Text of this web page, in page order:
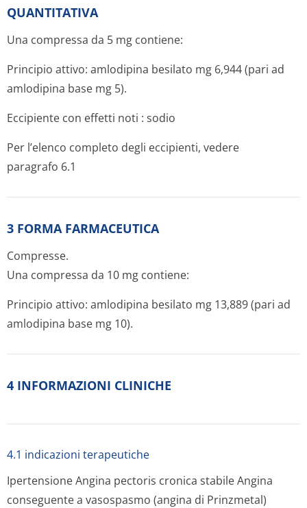
QUANTITATIVA
Una compressa da 5 mg contiene:
Principio attivo: amlodipina besilato mg 6,944 (pari ad
amlodipina base mg 5).
Eccipiente con effetti noti : sodio
Per l’elenco completo degli eccipienti, vedere
paragrafo 6.1
3 FORMA FARMACEUTICA
Compresse.
Una compressa da 10 mg contiene:
Principio attivo: amlodipina besilato mg 13,889 (pari ad
amlodipina base mg 10).
4 INFORMAZIONI CLINICHE
4.1 indicazioni terapeutiche
Ipertensione Angina pectoris cronica stabile Angina
conseguente a vasospasmo (angina di Prinzmetal)